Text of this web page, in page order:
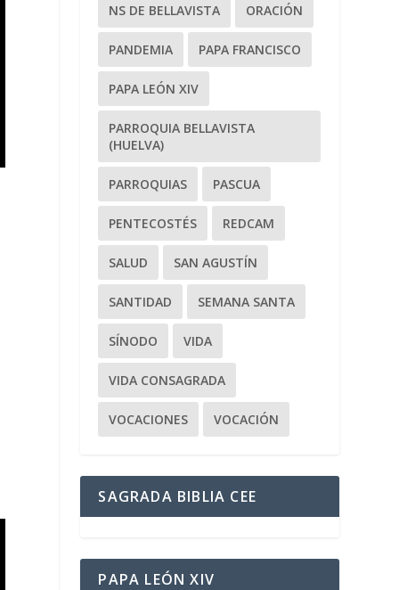
NS DE BELLAVISTA ORACIÓN
PANDEMIA PAPA FRANCISCO
PAPA LEÓN XIV
PARROQUIA BELLAVISTA
(HUELVA)
PARROQUIAS PASCUA
PENTECOSTÉS REDCAM
SALUD SAN AGUSTÍN
SANTIDAD SEMANA SANTA
SÍNODO VIDA
VIDA CONSAGRADA
VOCACIONES VOCACIÓN
SAGRADA BIBLIA CEE
PAPA LEÓN XIV